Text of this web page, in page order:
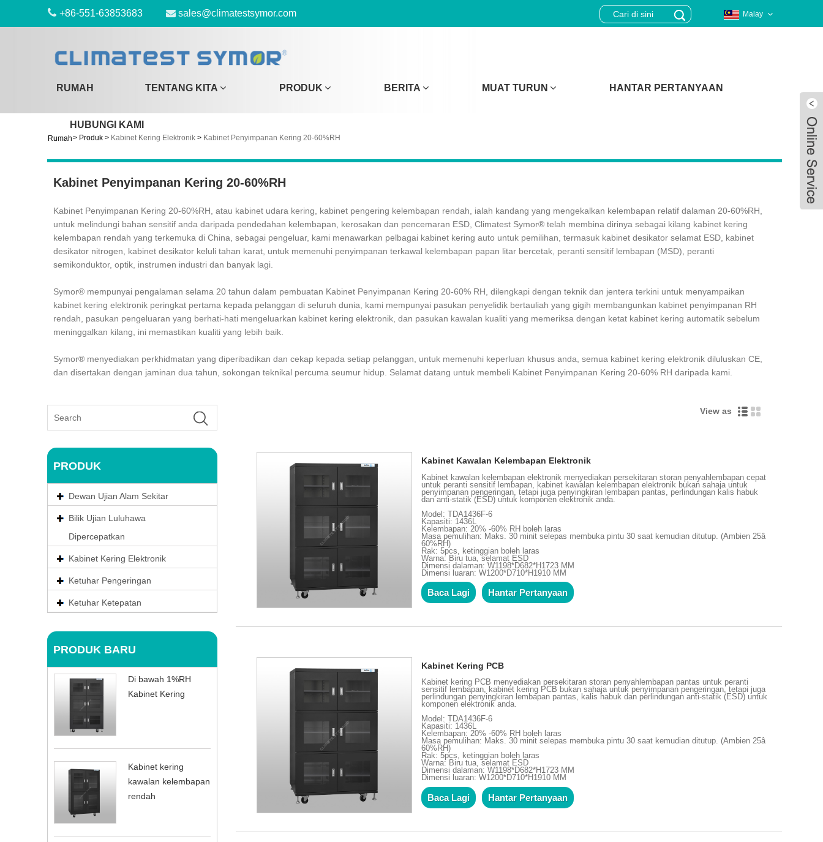
+86-551-63853683 sales@climatestsymor.com Malay
RUMAH TENTANG KITA PRODUK BERITA MUAT TURUN HANTAR PERTANYAAN
HUBUNGI KAMI
Rumah> Produk > Kabinet Kering Elektronik > Kabinet Penyimpanan Kering 20-60%RH
Kabinet Penyimpanan Kering 20-60%RH
Kabinet Penyimpanan Kering 20-60%RH, atau kabinet udara kering, kabinet pengering kelembapan rendah, ialah kandang yang mengekalkan kelembapan relatif dalaman 20-60%RH,
untuk melindungi bahan sensitif anda daripada pendedahan kelembapan, kerosakan dan pencemaran ESD, Climatest Symor® telah membina dirinya sebagai kilang kabinet kering
kelembapan rendah yang terkemuka di China, sebagai pengeluar, kami menawarkan pelbagai kabinet kering auto untuk pemilihan, termasuk kabinet desikator selamat ESD, kabinet
desikator nitrogen, kabinet desikator keluli tahan karat, untuk memenuhi penyimpanan terkawal kelembapan papan litar bercetak, peranti sensitif lembapan (MSD), peranti
semikonduktor, optik, instrumen industri dan banyak lagi.
Symor® mempunyai pengalaman selama 20 tahun dalam pembuatan Kabinet Penyimpanan Kering 20-60% RH, dilengkapi dengan teknik dan jentera terkini untuk menyampaikan
kabinet kering elektronik peringkat pertama kepada pelanggan di seluruh dunia, kami mempunyai pasukan penyelidik bertauliah yang gigih membangunkan kabinet penyimpanan RH
rendah, pasukan pengeluaran yang berhati-hati mengeluarkan kabinet kering elektronik, dan pasukan kawalan kualiti yang memeriksa dengan ketat kabinet kering automatik sebelum
meninggalkan kilang, ini memastikan kualiti yang lebih baik.
Symor® menyediakan perkhidmatan yang diperibadikan dan cekap kepada setiap pelanggan, untuk memenuhi keperluan khusus anda, semua kabinet kering elektronik diluluskan CE,
dan disertakan dengan jaminan dua tahun, sokongan teknikal percuma seumur hidup. Selamat datang untuk membeli Kabinet Penyimpanan Kering 20-60% RH daripada kami.
PRODUK
Dewan Ujian Alam Sekitar
Bilik Ujian Luluhawa
Dipercepatkan
Kabinet Kering Elektronik
Ketuhar Pengeringan
Ketuhar Ketepatan
PRODUK BARU
Di bawah 1%RH
Kabinet Kering
Kabinet kering
kawalan kelembapan
rendah
View as
Kabinet Kawalan Kelembapan Elektronik
Kabinet kawalan kelembapan elektronik menyediakan persekitaran storan penyahlembapan cepat
untuk peranti sensitif lembapan, kabinet kawalan kelembapan elektronik bukan sahaja untuk
penyimpanan pengeringan, tetapi juga penyingkiran lembapan pantas, perlindungan kalis habuk
dan anti-statik (ESD) untuk komponen elektronik anda.
Model: TDA1436F-6
Kapasiti: 1436L
Kelembapan: 20% -60% RH boleh laras
Masa pemulihan: Maks. 30 minit selepas membuka pintu 30 saat kemudian ditutup. (Ambien 25â
60%RH)
Rak: 5pcs, ketinggian boleh laras
Warna: Biru tua, selamat ESD
Dimensi dalaman: W1198*D682*H1723 MM
Dimensi luaran: W1200*D710*H1910 MM
Baca Lagi Hantar Pertanyaan
Kabinet Kering PCB
Kabinet kering PCB menyediakan persekitaran storan penyahlembapan pantas untuk peranti
sensitif lembapan, kabinet kering PCB bukan sahaja untuk penyimpanan pengeringan, tetapi juga
perlindungan penyingkiran lembapan pantas, kalis habuk dan perlindungan anti-statik (ESD) untuk
komponen elektronik anda.
Model: TDA1436F-6
Kapasiti: 1436L
Kelembapan: 20% -60% RH boleh laras
Masa pemulihan: Maks. 30 minit selepas membuka pintu 30 saat kemudian ditutup. (Ambien 25â
60%RH)
Rak: 5pcs, ketinggian boleh laras
Warna: Biru tua, selamat ESD
Dimensi dalaman: W1198*D682*H1723 MM
Dimensi luaran: W1200*D710*H1910 MM
Baca Lagi Hantar Pertanyaan